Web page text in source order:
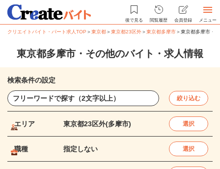
後で見る 閲覧履歴 会員登録 メニュー
クリエイトバイト・パート求人TOP ＞東京都＞東京都23区外＞東京都多摩市＞東京都多摩市・
東京都多摩市・その他のバイト・求人情報
検索条件の設定
絞り込む
エリア 東京都23区外(多摩市) 選択
職種 指定しない 選択